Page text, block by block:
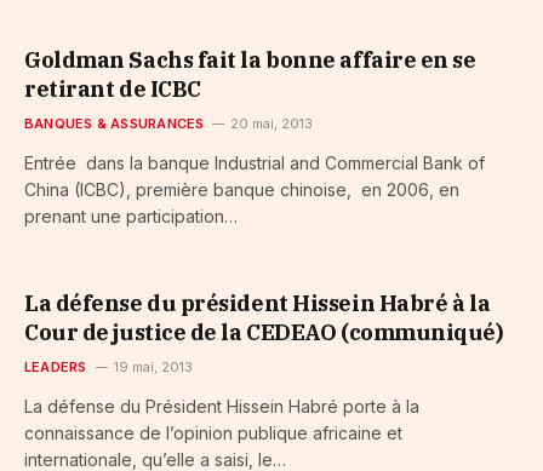
Goldman Sachs fait la bonne affaire en se
retirant de ICBC
BANQUES & ASSURANCES 20 mai, 2013
Entrée dans la banque Industrial and Commercial Bank of
China (ICBC), première banque chinoise, en 2006, en
prenant une participation…
La défense du président Hissein Habré à la
Cour de justice de la CEDEAO (communiqué)
LEADERS 19 mai, 2013
La défense du Président Hissein Habré porte à la
connaissance de l’opinion publique africaine et
internationale, qu’elle a saisi, le…